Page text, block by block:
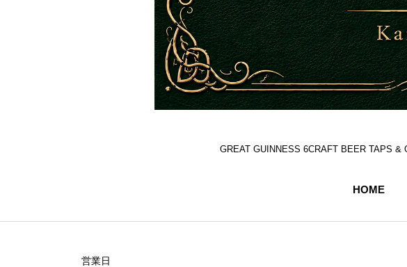
GREAT GUINNESS 6CRAFT BEER TAPS &
HOME
営業日